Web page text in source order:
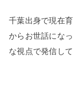
千葉出身で現在
からお世話にな
な視点で発信して